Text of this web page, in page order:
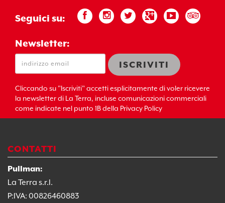
Seguici su:
Newsletter:
Cliccando su "Iscriviti" accetti esplicitamente di voler ricevere
la newsletter di La Terra, incluse comunicazioni commerciali
come indicate nel punto 1B della Privacy Policy
CONTATTI
Pullman:
La Terra s.r.l.
P:IVA: 00826460883